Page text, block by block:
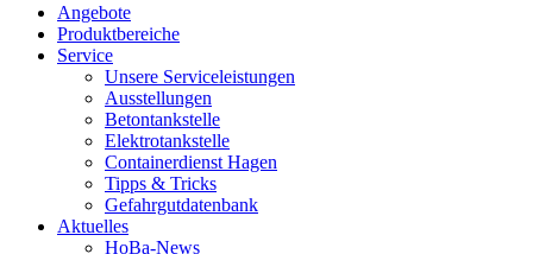
Angebote
Produktbereiche
Service
Unsere Serviceleistungen
Ausstellungen
Betontankstelle
Elektrotankstelle
Containerdienst Hagen
Tipps & Tricks
Gefahrgutdatenbank
Aktuelles
HoBa-News